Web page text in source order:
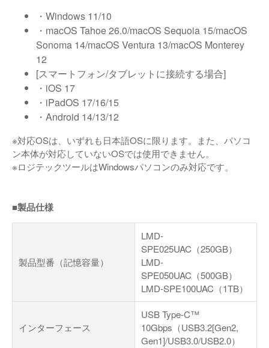
・Windows 11/10
・macOS Tahoe 26.0/macOS Sequoia 15/macOS
Sonoma 14/macOS Ventura 13/macOS Monterey
12
[スマートフォン/タブレットに接続する場合]
・iOS 17
・iPadOS 17/16/15
・Android 14/13/12
※対応OSは、いずれも日本語OSに限ります。また、パソコ
ン本体が対応していないOSでは使用できません。
※ロジテックツールはWindowsパソコンのみ対応です。
■製品仕様
製品型番（記憶容量）
LMD-
SPE025UAC（250GB）
LMD-
SPE050UAC（500GB）
LMD-SPE100UAC（1TB）
インターフェース
USB Type-C™
10Gbps（USB3.2[Gen2,
Gen1]/USB3.0/USB2.0）